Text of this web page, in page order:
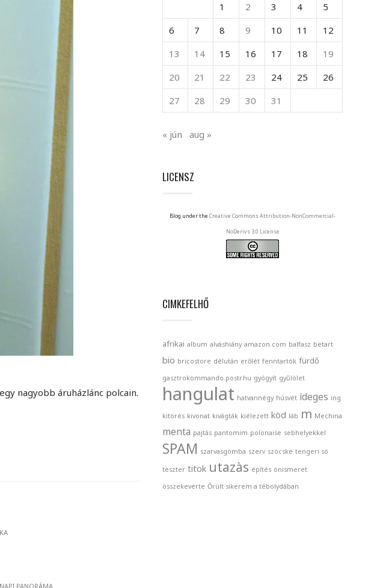
nagyobb áruházlánc polcain.
NAPI PANORÁMA
1
2 3 4
5
6
7 8 9 10 11
12
13
14 15 16 17 18
19
20
21 22 23 24 25
26
27
28 29 30 31
« jún aug »
LICENSZ
Blog under the Creative Commons Attribution-NonCommercial-
NoDerivs 3.0 License
CIMKEFELHŐ
afrikai album alváshiány amazon.com balfasz betart
bio bricostore délután erőlét fenntartók fürdő
gasztrokommando.postr.hu gyógyít gyűlölet
hangulat hatvannégy húsvét ideges ing
kitörés kivonat kivágták kiélezett köd láb m Mechina
menta pajtás pantomim polonaise sebhelyekkel
SPAM szarvasgomba szerv szöcske tengeri só
teszter titok utazàs építés önismeret
összekeverte Őrült sikerem a tébolydában